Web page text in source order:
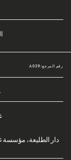
رقم المرجع: A059
دار الطليعة، مؤسسة